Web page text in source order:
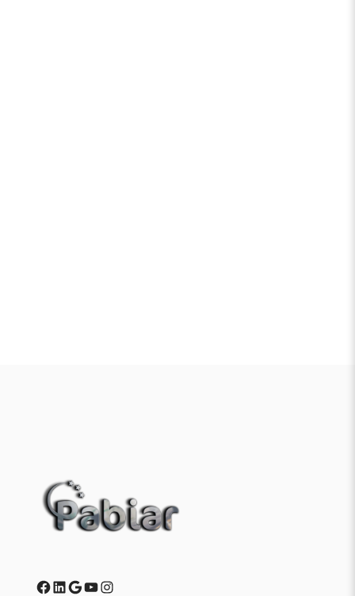
Facebook
LinkedIn
Google
YouTube
Instagram